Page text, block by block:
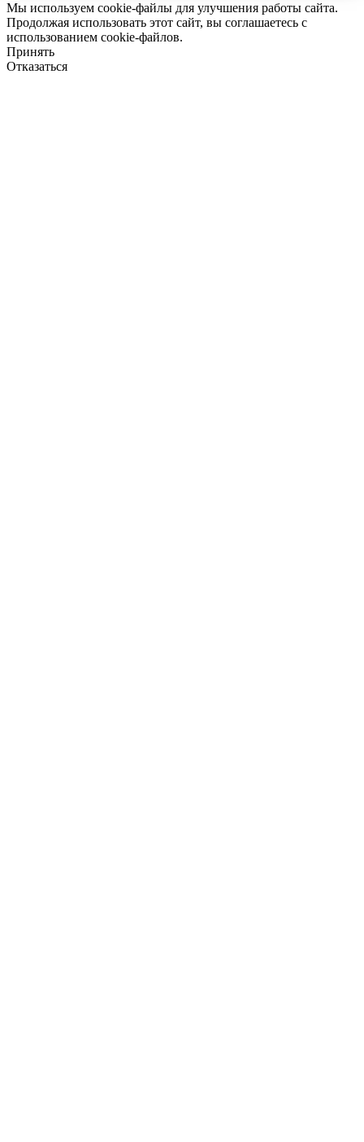
Мы используем cookie-файлы для улучшения работы сайта.
Продолжая использовать этот сайт, вы соглашаетесь с
использованием cookie-файлов.
Принять
Отказаться